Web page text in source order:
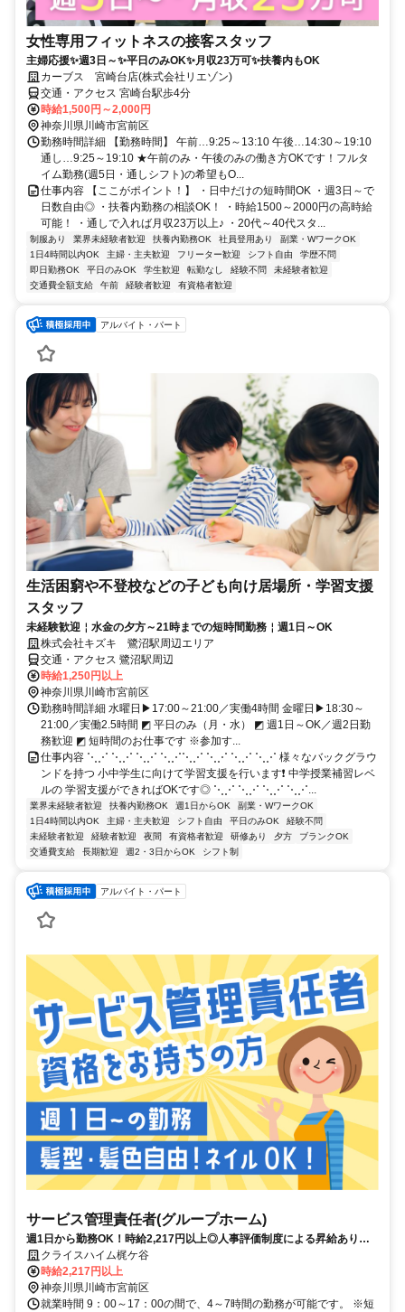
女性専用フィットネスの接客スタッフ
主婦応援✨週3日～✨平日のみOK✨月収23万可✨扶養内もOK
カーブス 宮崎台店(株式会社リエゾン)
交通・アクセス 宮崎台駅歩4分
時給1,500円～2,000円
神奈川県川崎市宮前区
勤務時間詳細 【勤務時間】 午前…9:25～13:10 午後…14:30～19:10
通し…9:25～19:10 ★午前のみ・午後のみの働き方OKです！フルタ
イム勤務(週5日・通しシフト)の希望もO...
仕事内容 【ここがポイント！】 ・日中だけの短時間OK ・週3日～で
日数自由◎ ・扶養内勤務の相談OK！ ・時給1500～2000円の高時給
可能！ ・通しで入れば月収23万以上♪ ・20代～40代スタ...
制服あり 業界未経験者歓迎 扶養内勤務OK 社員登用あり
副業・WワークOK
1日4時間以内OK
主婦・主夫歓迎 フリーター歓迎 シフト自由
学歴不問
即日勤務OK
平日のみOK 学生歓迎 転勤なし 経験不問
未経験者歓迎
交通費全額支給
午前 経験者歓迎 有資格者歓迎
アルバイト・パート
生活困窮や不登校などの子ども向け居場所・学習支援
スタッフ
未経験歓迎￤水金の夕方～21時までの短時間勤務￤週1日～OK
株式会社キズキ 鷺沼駅周辺エリア
交通・アクセス 鷺沼駅周辺
時給1,250円以上
神奈川県川崎市宮前区
勤務時間詳細 水曜日▶17:00～21:00／実働4時間 金曜日▶18:30～
21:00／実働2.5時間 ◩ 平日のみ（月・水） ◩ 週1日～OK／週2日勤
務歓迎 ◩ 短時間のお仕事です ※参加す...
仕事内容 ⋱⋰ ⋱⋰ ⋱⋰ ⋱⋰⋱⋰ ⋱⋰ ⋱⋰ ⋱⋰ 様々なバックグラウ
ンドを持つ 小中学生に向けて学習支援を行います❗ 中学授業補習レベ
ルの 学習支援ができればOKです◎ ⋱⋰ ⋱⋰ ⋱⋰ ⋱⋰...
業界未経験者歓迎 扶養内勤務OK 週1日からOK
副業・WワークOK
1日4時間以内OK
主婦・主夫歓迎 シフト自由 平日のみOK
経験不問
未経験者歓迎
経験者歓迎 夜間 有資格者歓迎 研修あり 夕方
ブランクOK
交通費支給
長期歓迎 週2・3日からOK シフト制
アルバイト・パート
サービス管理責任者(グループホーム)
週1日から勤務OK！時給2,217円以上◎人事評価制度による昇給あり！
服装・髪色・ネイル自由（規定あり）♪働きやすい環境づくりを進めてい
ます！
クライスハイム梶ケ谷
時給2,217円以上
神奈川県川崎市宮前区
就業時間 9：00～17：00の間で、4～7時間の勤務が可能です。 ※短